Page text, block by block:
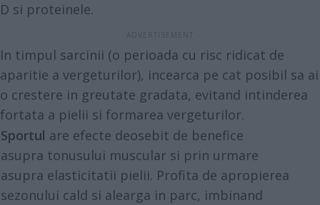
D si proteinele.
In timpul sarcinii (o perioada cu risc ridicat de
aparitie a vergeturilor), incearca pe cat posibil sa ai
o crestere in greutate gradata, evitand intinderea
fortata a pielii si formarea vergeturilor.
Sportul are efecte deosebit de benefice
asupra tonusului muscular si prin urmare
asupra elasticitatii pielii. Profita de apropierea
sezonului cald si alearga in parc, imbinand